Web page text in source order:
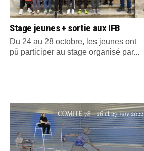
Stage jeunes + sortie aux IFB
Du 24 au 28 octobre, les jeunes ont
pû participer au stage organisé par...